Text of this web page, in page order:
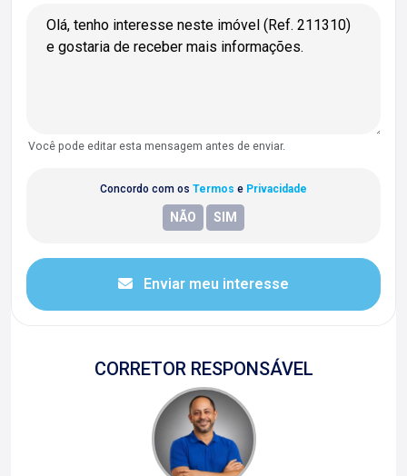
Você pode editar esta mensagem antes de enviar.
Concordo com os Termos e Privacidade
Enviar meu interesse
CORRETOR RESPONSÁVEL